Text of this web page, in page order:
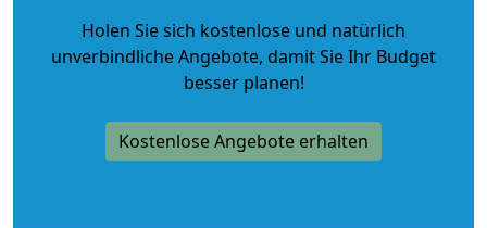
Holen Sie sich kostenlose und natürlich
unverbindliche Angebote, damit Sie Ihr Budget
besser planen!
Kostenlose Angebote erhalten